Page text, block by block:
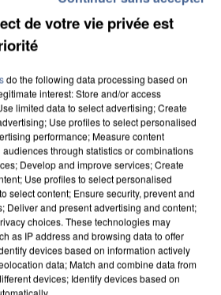
000 clients dérobées à
de votre vie privée est
do the following data processing based on
interest: Store and/or access
limited data to select advertising; Create
Use profiles to select personalised
performance; Measure content
through statistics or combinations
Develop and improve services; Create
Use profiles to select personalised
select content; Ensure security, prevent and
Deliver and present advertising and content;
choices. These technologies may
as IP address and browsing data to offer
devices based on information actively
data; Match and combine data from
devices; Identify devices based on